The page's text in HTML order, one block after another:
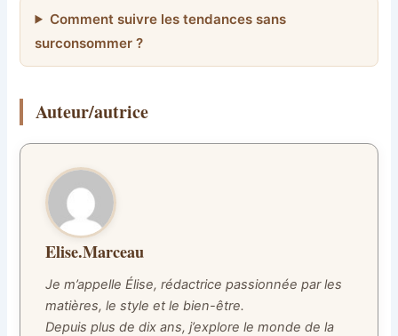
Comment suivre les tendances sans
surconsommer ?
Auteur/autrice
Elise.Marceau
Je m’appelle Élise, rédactrice passionnée par les
matières, le style et le bien-être.
Depuis plus de dix ans, j’explore le monde de la